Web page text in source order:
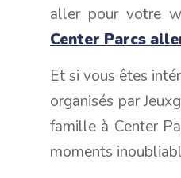
aller pour votre
Center Parcs
Et si vous êtes
organisés par
famille à Center
moments